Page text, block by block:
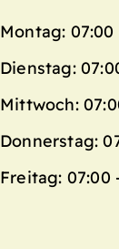
Montag: 07:00
Dienstag:
Mittwoch:
Donnerstag:
Freitag: 07:00